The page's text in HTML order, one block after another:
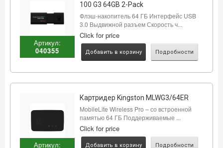
Артикул:
040355
100 G3 64GB 2-Pack
Флэш-накопитель 64 ГБ Интерфейс USB
3.0 Выдвижной разъем Скорость ч...
Click for price
Добавить в корзину Подробности
Артикул:
Картридер Kingston MLWG3/64ER
MobileLite Wireless Pro – со встроенной
памятью 64 ГБ Поддерживаемые ...
Click for price
Добавить в корзину Подробности